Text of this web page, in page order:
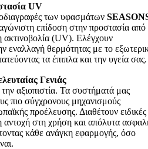
UV
των υφασμάτων
επίδοση στην προστασία από
ακτινοβολία (UV). Ελέγχουν
εναλλαγή θερμότητας με το
τα έπιπλα και την υγεία σας.
Γενιάς
αξιοπιστία. Τα συστήματά μας
πιο σύγχρονους μηχανισμούς
προέλευσης. Διαθέτουν ειδικές
αντοχή στη χρήση και απόλυτα
κάθε ανάγκη εφαρμογής, όσο